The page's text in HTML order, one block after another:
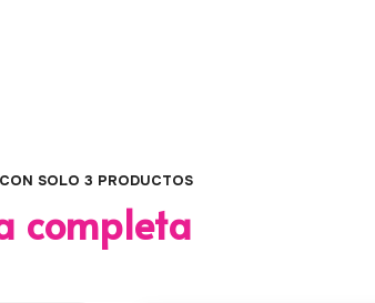
SOLO 3 PRODUCTOS
completa